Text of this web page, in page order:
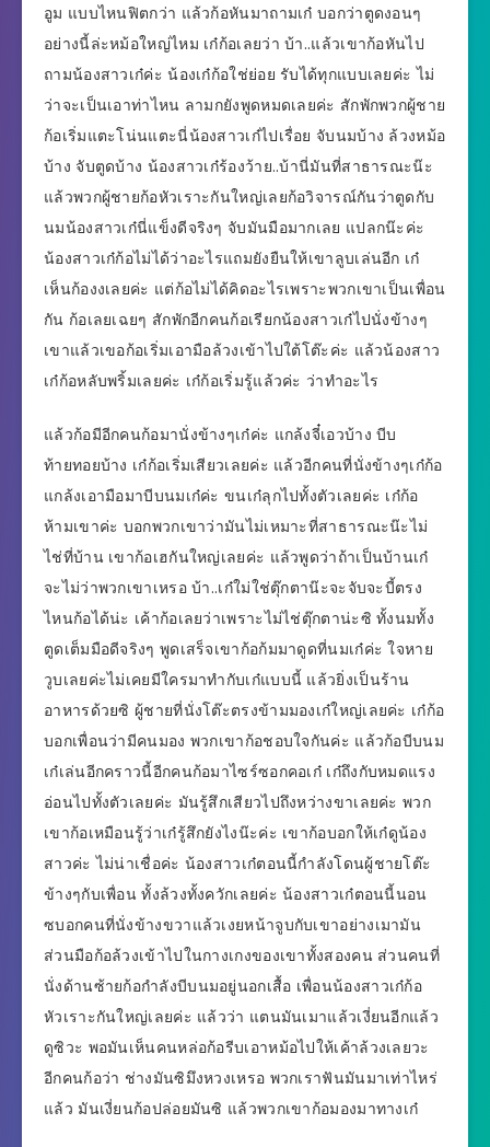
อูม แบบไหนฟิตกว่า แล้วก้อหันมาถามเก๋ บอกว่าตูดงอนๆ
อย่างนี้ล่ะหม้อใหญ่ไหม เก๋ก้อเลยว่า บ้า..แล้วเขาก้อหันไป
ถามน้องสาวเก๋ค่ะ น้องเก๋ก้อใช่ย่อย รับได้ทุกแบบเลยค่ะ ไม่
ว่าจะเป็นเอาท่าไหน ลามกยังพูดหมดเลยค่ะ สักพักพวกผู้ชาย
ก้อเริ่มแตะโน่นแตะนี่น้องสาวเก๋ไปเรื่อย จับนมบ้าง ล้วงหม้อ
บ้าง จับตูดบ้าง น้องสาวเก๋ร้องว้าย..บ้านี่มันที่สาธารณะน๊ะ
แล้วพวกผู้ชายก้อหัวเราะกันใหญ่เลยก้อวิจารณ์กันว่าตูดกับ
นมน้องสาวเก๋นี่แข็งดีจริงๆ จับมันมือมากเลย แปลกน๊ะค่ะ
น้องสาวเก๋ก้อไม่ได้ว่าอะไรแถมยังยืนให้เขาลูบเล่นอีก เก๋
เห็นก้องงเลยค่ะ แต่ก้อไม่ได้คิดอะไรเพราะพวกเขาเป็นเพื่อน
กัน ก้อเลยเฉยๆ สักพักอีกคนก้อเรียกน้องสาวเก๋ไปนั่งข้างๆ
เขาแล้วเขอก้อเริ่มเอามือล้วงเข้าไปใต้โต๊ะค่ะ แล้วน้องสาว
เก๋ก้อหลับพริ้มเลยค่ะ เก๋ก้อเริ่มรู้แล้วค่ะ ว่าทำอะไร
แล้วก้อมีอีกคนก้อมานั่งข้างๆเก๋ค่ะ แกล้งจี๋เอวบ้าง บีบ
ท้ายทอยบ้าง เก๋ก้อเริ่มเสียวเลยค่ะ แล้วอีกคนที่นั่งข้างๆเก๋ก้อ
แกล้งเอามือมาบีบนมเก๋ค่ะ ขนเก๋ลุกไปทั้งตัวเลยค่ะ เก๋ก้อ
ห้ามเขาค่ะ บอกพวกเขาว่ามันไม่เหมาะที่สาธารณะน๊ะไม่
ไช่ที่บ้าน เขาก้อเฮกันใหญ่เลยค่ะ แล้วพูดว่าถ้าเป็นบ้านเก๋
จะไม่ว่าพวกเขาเหรอ บ้า..เก๋ใม่ใช่ตุ๊กตาน๊ะจะจับจะบี้ตรง
ไหนก้อได้น่ะ เค้าก้อเลยว่าเพราะไม่ไช่ตุ๊กตาน่ะซิ ทั้งนมทั้ง
ตูดเต็มมือดีจริงๆ พูดเสร็จเขาก้อก้มมาดูดที่นมเก๋ค่ะ ใจหาย
วูบเลยค่ะไม่เคยมีใครมาทำกับเก๋แบบนี้ แล้วยิ่งเป็นร้าน
อาหารด้วยซิ ผู้ชายที่นั่งโต๊ะตรงข้ามมองเก๋ใหญ่เลยค่ะ เก๋ก้อ
บอกเพื่อนว่ามีคนมอง พวกเขาก้อชอบใจกันค่ะ แล้วก้อบีบนม
เก๋เล่นอีกคราวนี้อีกคนก้อมาไซร์ซอกคอเก๋ เก๋ถึงกับหมดแรง
อ่อนไปทั้งตัวเลยค่ะ มันรู้สึกเสียวไปถึงหว่างขาเลยค่ะ พวก
เขาก้อเหมือนรู้ว่าเก๋รู้สึกยังไงน๊ะค่ะ เขาก้อบอกให้เก๋ดูน้อง
สาวค่ะ ไม่น่าเชื่อค่ะ น้องสาวเก๋ตอนนี้กำลังโดนผู้ชายโต๊ะ
ข้างๆกับเพื่อน ทั้งล้วงทั้งควักเลยค่ะ น้องสาวเก๋ตอนนี้นอน
ซบอกคนที่นั่งข้างขวาแล้วเงยหน้าจูบกับเขาอย่างเมามัน
ส่วนมือก้อล้วงเข้าไปในกางเกงของเขาทั้งสองคน ส่วนคนที่
นั่งด้านซ้ายก้อกำลังบีบนมอยู่นอกเสื้อ เพื่อนน้องสาวเก๋ก้อ
หัวเราะกันใหญ่เลยค่ะ แล้วว่า แตนมันเมาแล้วเงี่ยนอีกแล้ว
ดูซิวะ พอมันเห็นคนหล่อก้อรีบเอาหม้อไปให้เค้าล้วงเลยวะ
อีกคนก้อว่า ช่างมันซิมึงหวงเหรอ พวกเราฟันมันมาเท่าไหร่
แล้ว มันเงี่ยนก้อปล่อยมันซิ แล้วพวกเขาก้อมองมาทางเก๋